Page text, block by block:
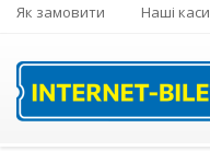
Як замовити Наші каси